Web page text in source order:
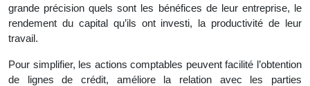
grande précision quels sont les bénéfices de leur entreprise, le
rendement du capital qu’ils ont investi, la productivité de leur
travail.
Pour simplifier, les actions comptables peuvent facilité l’obtention
de lignes de crédit, améliore la relation avec les parties